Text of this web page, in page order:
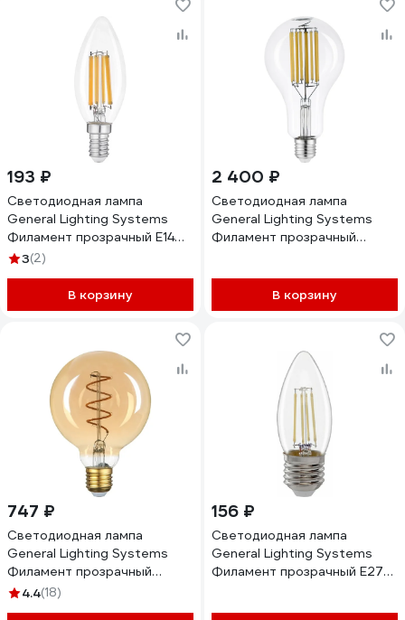
193 ₽
Светодиодная лампа
General Lighting Systems
Филамент прозрачный E14
15Вт 230В 1100Лм 2700К
GLDEN-CS-15-230-E14-6500
661418
3(2)
В корзину
2 400 ₽
Светодиодная лампа
General Lighting Systems
Филамент прозрачный
белый свет GLDEN-A95-40-
230-E27-2700 661624
В корзину
747 ₽
Светодиодная лампа
General Lighting Systems
Филамент прозрачный
золотой E27 8Вт 550Лм
4.4(18)
156 ₽
Светодиодная лампа
General Lighting Systems
Филамент прозрачный E27